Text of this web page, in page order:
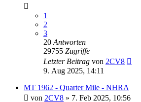
1
2
3
20 Antworten
29755 Zugriffe
Letzter Beitrag von 2CV8
9. Aug 2025, 14:11
MT 1962 - Quarter Mile - NHRA
von 2CV8 » 7. Feb 2025, 10:56